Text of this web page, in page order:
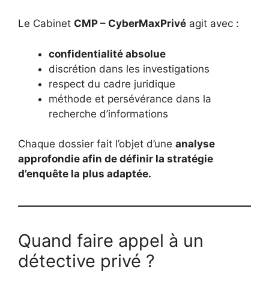
Le Cabinet CMP – CyberMaxPrivé agit avec :
confidentialité absolue
discrétion dans les investigations
respect du cadre juridique
méthode et persévérance dans la
recherche d’informations
Chaque dossier fait l’objet d’une analyse
approfondie afin de définir la stratégie
d’enquête la plus adaptée.
Quand faire appel à un
détective privé ?